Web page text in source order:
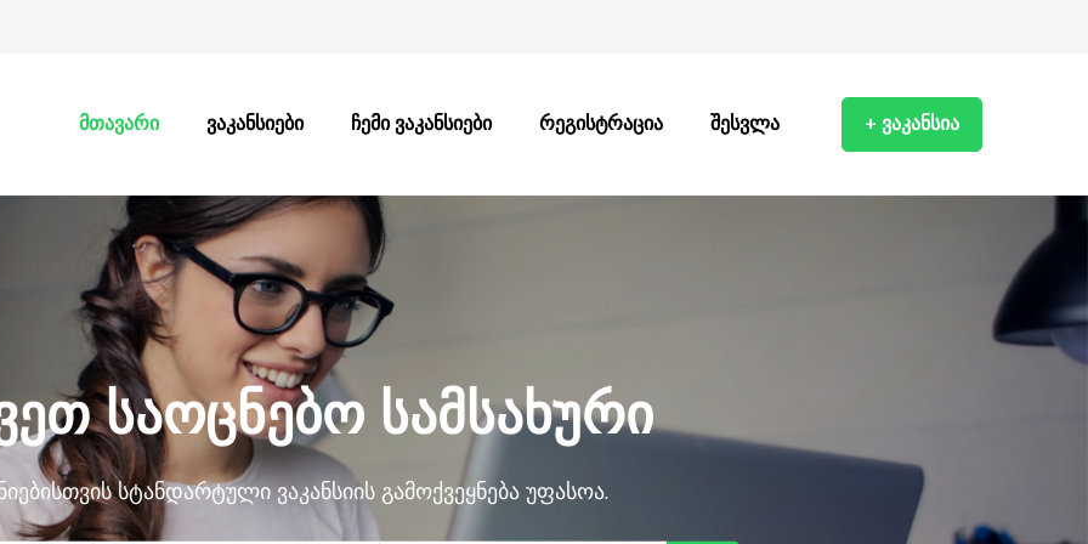
მთავარი ვაკანსიები ჩემი ვაკანსიები რეგისტრაცია შესვლა + ვაკანსია
საოცნებო სამსახური
სტანდარტული ვაკანსიის გამოქვეყნება უფასოა.